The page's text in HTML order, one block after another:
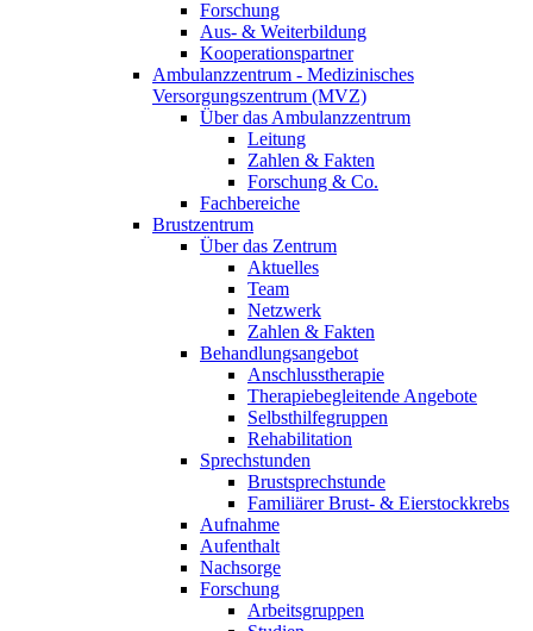
Forschung
Aus- & Weiterbildung
Kooperationspartner
Ambulanzzentrum - Medizinisches
Versorgungszentrum (MVZ)
Über das Ambulanzzentrum
Leitung
Zahlen & Fakten
Forschung & Co.
Fachbereiche
Brustzentrum
Über das Zentrum
Aktuelles
Team
Netzwerk
Zahlen & Fakten
Behandlungsangebot
Anschlusstherapie
Therapiebegleitende Angebote
Selbsthilfegruppen
Rehabilitation
Sprechstunden
Brustsprechstunde
Familiärer Brust- & Eierstockkrebs
Aufnahme
Aufenthalt
Nachsorge
Forschung
Arbeitsgruppen